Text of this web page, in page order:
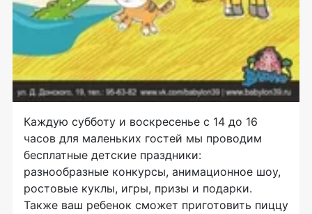
Каждую субботу и воскресенье с 14 до 16
часов для маленьких гостей мы проводим
бесплатные детские праздники:
разнообразные конкурсы, анимационное шоу,
ростовые куклы, игры, призы и подарки.
Также ваш ребенок сможет приготовить пиццу